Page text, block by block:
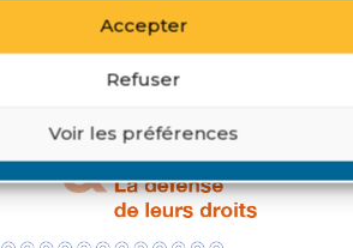
Accepter
Refuser
Voir les préférences